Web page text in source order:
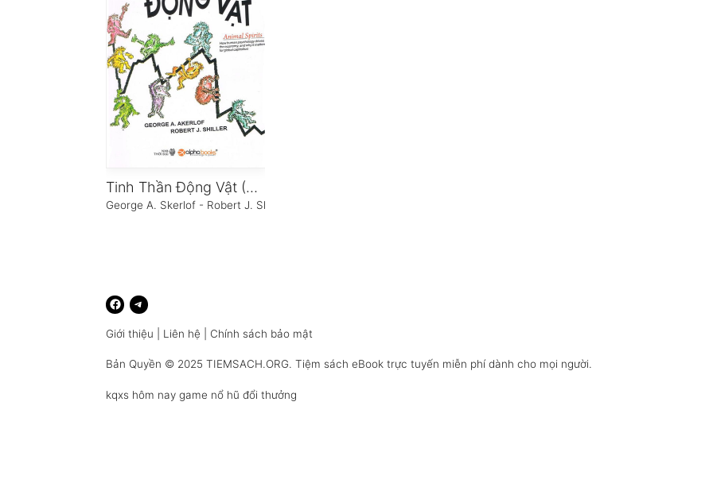
Tinh Thần Động Vật (Animal spirits)
George A. Skerlof - Robert J. Shiller
Giới thiệu Liên hệ Chính sách bảo mật
Bản Quyền © 2025TIEMSACH.ORG. Tiệm sách eBook trực tuyến miễn phí dành cho mọi người.
kqxs hôm nay game nổ hũ đổi thưởng